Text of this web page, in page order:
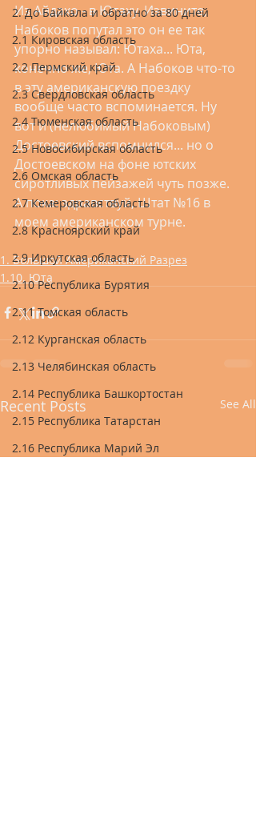
2. До Байкала и обратно за 80 дней
2.1 Кировская область
2.2 Пермский край
2.3 Свердловская область
2.4 Тюменская область
2.5 Новосибирская область
2.6 Омская область
2.7 Кемеровская область
2.8 Красноярский край
2.9 Иркутская область
2.10 Республика Бурятия
2.11 Томская область
2.12 Курганская область
2.13 Челябинская область
2.14 Республика Башкортостан
2.15 Республика Татарстан
2.16 Республика Марий Эл
Из Айдахо - в Ютаху. Извините,
Набоков попутал это он ее так
упорно называл: Ютаха... Юта,
конечно же, Юта. А Набоков что-то
в эту американскую поездку
вообще часто вспоминается. Ну
вот и (нелюбимый Набоковым)
Достоевский вспомнился... но о
Достоевском на фоне ютских
сиротливых пейзажей чуть позже.
А пока: здравствуй, Штат №16 в
моем американском турне.
1. Большой Американский Разрез
1.10. Юта
Recent Posts See All